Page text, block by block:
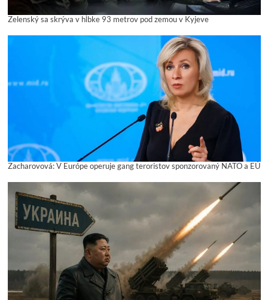
Zelenský sa skrýva v hĺbke 93 metrov pod zemou v Kyjeve
Zacharovová: V Európe operuje gang teroristov sponzorovaný NATO a EÚ